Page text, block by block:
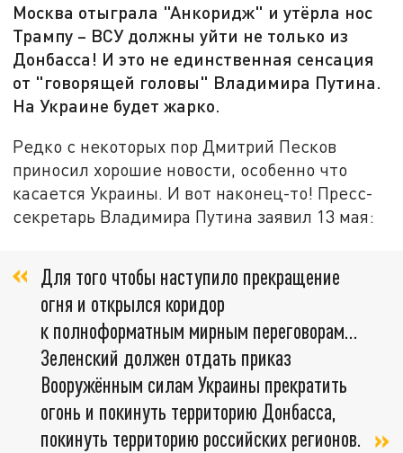
Москва отыграла "Анкоридж" и утёрла нос
Трампу – ВСУ должны уйти не только из
Донбасса! И это не единственная сенсация
от "говорящей головы" Владимира Путина.
На Украине будет жарко.
Редко с некоторых пор Дмитрий Песков
приносил хорошие новости, особенно что
касается Украины. И вот наконец-то! Пресс-
секретарь Владимира Путина заявил 13 мая:
Для того чтобы наступило прекращение
огня и открылся коридор
к полноформатным мирным переговорам…
Зеленский должен отдать приказ
Вооружённым силам Украины прекратить
огонь и покинуть территорию Донбасса,
покинуть территорию российских регионов.